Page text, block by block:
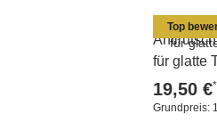
Top
für glatte
19,50 €*
Grundpreis: